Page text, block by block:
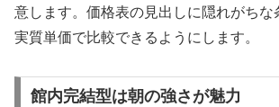
意します。価格表の見出しに隠れがちな
実質単価で比較できるようにします。
館内完結型は朝の強さが魅力